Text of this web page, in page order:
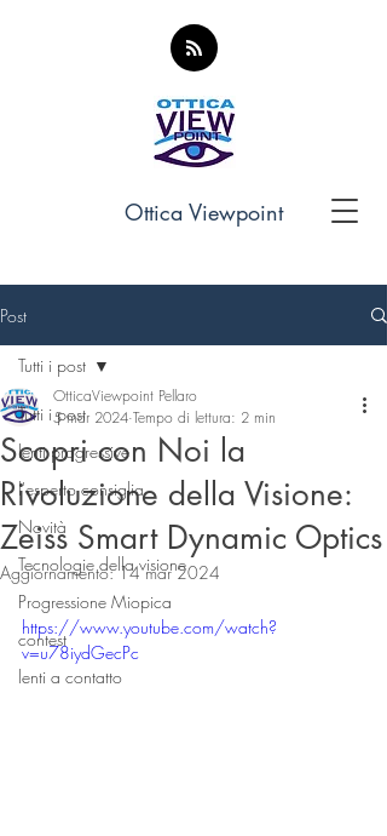
Ottica Viewpoint
Post
Tutti i post
lenti progressive
l'esperto consiglia
Novità
Tecnologie della visione
Progressione Miopica
contest
lenti a contatto
Tutti i post
Scopri con Noi la
Rivoluzione della Visione:
Zeiss Smart Dynamic Optics
OtticaViewpoint Pellaro
5 mar 2024 Tempo di lettura: 2 min
Aggiornamento:14 mar 2024
https://www.youtube.com/watch?
v=u78iydGecPc